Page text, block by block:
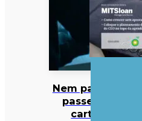
Nem palavras-
passe nem
cartões